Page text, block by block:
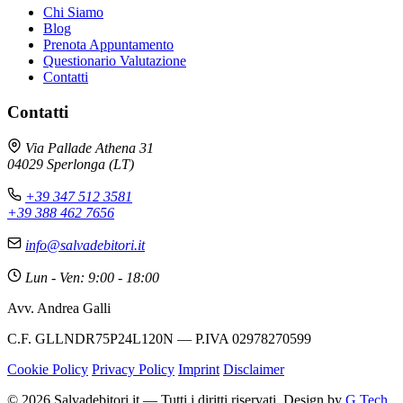
Chi Siamo
Blog
Prenota Appuntamento
Questionario Valutazione
Contatti
Contatti
Via Pallade Athena 31
04029 Sperlonga (LT)
+39 347 512 3581
+39 388 462 7656
info@salvadebitori.it
Lun - Ven: 9:00 - 18:00
Avv. Andrea Galli
C.F. GLLNDR75P24L120N — P.IVA 02978270599
Cookie Policy Privacy Policy Imprint Disclaimer